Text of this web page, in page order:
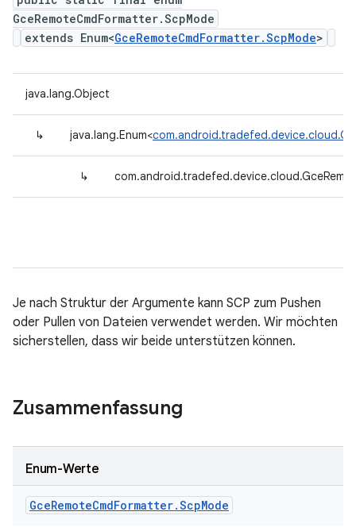
GceRemoteCmdFormatter.ScpMode
extends Enum<GceRemoteCmdFormatter.ScpMode>
java.lang.Object
↳ java.lang.Enum<
↳
Je nach Struktur der Argumente kann SCP zum Pushen
oder Pullen von Dateien verwendet werden. Wir möchten
sicherstellen, dass wir beide unterstützen können.
Zusammenfassung
Enum-Werte
GceRemoteCmdFormatter.ScpMode